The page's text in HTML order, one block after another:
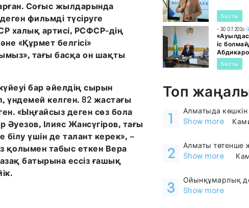
Соғыс жылдарында
фильмді түсіруге
халық артисі, РСФСР-дің
«Құрмет белгісі»
тағы басқа он шақты
бар әйелдің сырын
келген. 82 жастағы
«Ыңғайсыз деген сөз бола
Ілияс Жансүгіров, тағы
үшін де талант керек», –
қолымен табыс еткен Вера
батырына ессіз ғашық
Басты
- 30.07.2026
іс
Басты
Топ
1
Алматыда көшкін
Show more
2
Алматы төтенше
Show more
3
Ойынқұмарлық
Show more